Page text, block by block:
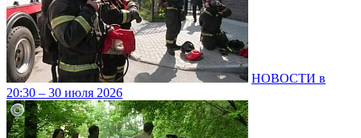
НОВОСТИ в
20:30 – 30 июля 2026